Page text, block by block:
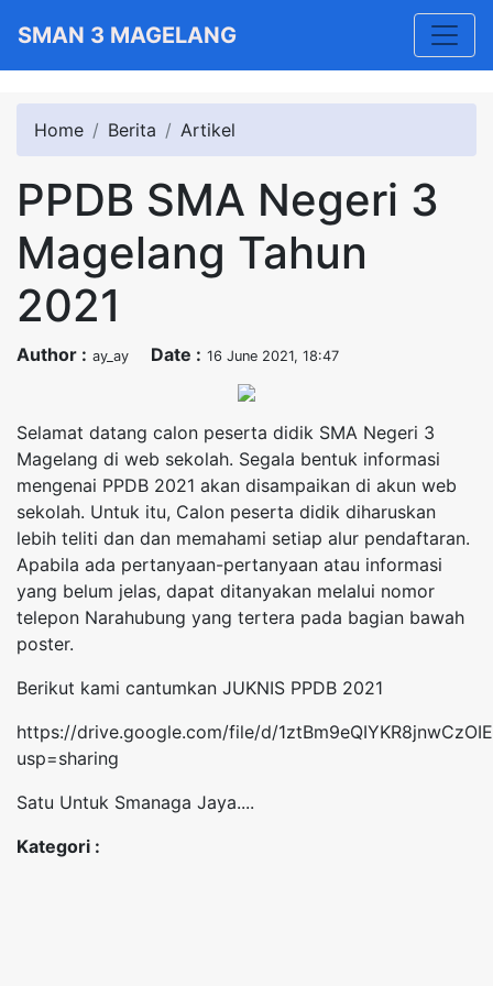
SMAN 3 MAGELANG
Home Berita Artikel
PPDB SMA Negeri 3
Magelang Tahun
2021
Author : ay_ay Date : 16 June 2021, 18:47
Selamat datang calon peserta didik SMA Negeri 3
Magelang di web sekolah. Segala bentuk informasi
mengenai PPDB 2021 akan disampaikan di akun web
sekolah. Untuk itu, Calon peserta didik diharuskan
lebih teliti dan dan memahami setiap alur pendaftaran.
Apabila ada pertanyaan-pertanyaan atau informasi
yang belum jelas, dapat ditanyakan melalui nomor
telepon Narahubung yang tertera pada bagian bawah
poster.
Berikut kami cantumkan JUKNIS PPDB 2021
https://drive.google.com/file/d/
usp=sharing
Satu Untuk Smanaga Jaya....
Kategori :